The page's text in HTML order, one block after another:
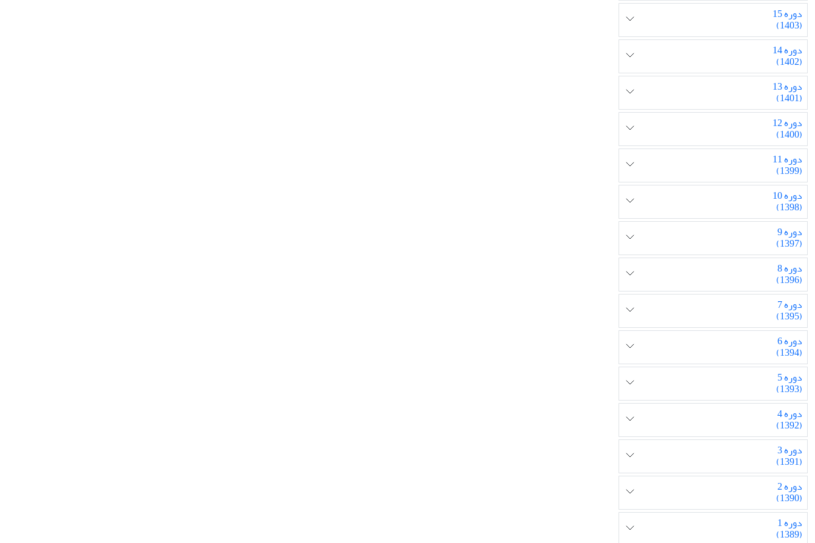
دوره 15
(1403)
دوره 14
(1402)
دوره 13
(1401)
دوره 12
(1400)
دوره 11
(1399)
دوره 10
(1398)
دوره 9
(1397)
دوره 8
(1396)
دوره 7
(1395)
دوره 6
(1394)
دوره 5
(1393)
دوره 4
(1392)
دوره 3
(1391)
دوره 2
(1390)
دوره 1
(1389)